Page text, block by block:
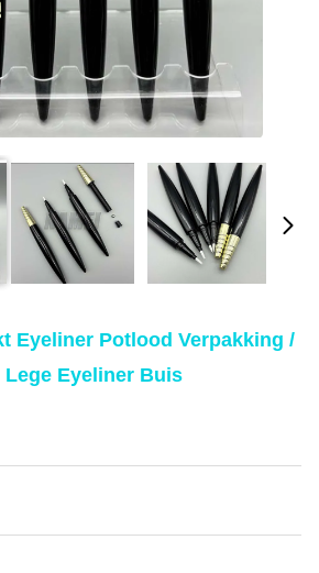
Eyeliner Potlood Verpakking /
Eyeliner Buis